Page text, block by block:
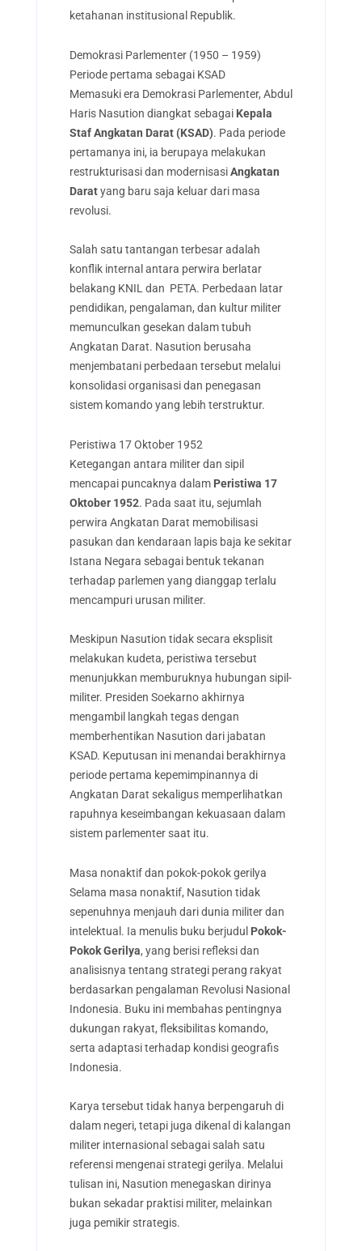
ketahanan institusional Republik.
Demokrasi Parlementer (1950 – 1959)
Periode pertama sebagai KSAD
Memasuki era Demokrasi Parlementer, Abdul
Haris Nasution diangkat sebagai Kepala
Staf Angkatan Darat (KSAD). Pada periode
pertamanya ini, ia berupaya melakukan
restrukturisasi dan modernisasiAngkatan
Daratyang baru saja keluar dari masa
revolusi.
Salah satu tantangan terbesar adalah
konflik internal antara perwira berlatar
belakang KNIL dan PETA. Perbedaan latar
pendidikan, pengalaman, dan kultur militer
memunculkan gesekan dalam tubuh
Angkatan Darat. Nasution berusaha
menjembatani perbedaan tersebut melalui
konsolidasi organisasi dan penegasan
sistem komando yang lebih terstruktur.
Peristiwa 17 Oktober 1952
Ketegangan antara militer dan sipil
mencapai puncaknya dalam Peristiwa 17
Oktober 1952. Pada saat itu, sejumlah
perwira Angkatan Darat memobilisasi
pasukan dan kendaraan lapis baja ke sekitar
Istana Negara sebagai bentuk tekanan
terhadap parlemen yang dianggap terlalu
mencampuri urusan militer.
Meskipun Nasution tidak secara eksplisit
melakukan kudeta, peristiwa tersebut
menunjukkan memburuknya hubungan sipil-
militer. Presiden Soekarno akhirnya
mengambil langkah tegas dengan
memberhentikan Nasution dari jabatan
KSAD. Keputusan ini menandai berakhirnya
periode pertama kepemimpinannya di
Angkatan Darat sekaligus memperlihatkan
rapuhnya keseimbangan kekuasaan dalam
sistem parlementer saat itu.
Masa nonaktif dan pokok-pokok gerilya
Selama masa nonaktif, Nasution tidak
sepenuhnya menjauh dari dunia militer dan
intelektual. Ia menulis buku berjudul Pokok-
Pokok Gerilya, yang berisi refleksi dan
analisisnya tentang strategi perang rakyat
berdasarkan pengalaman Revolusi Nasional
Indonesia. Buku ini membahas pentingnya
dukungan rakyat, fleksibilitas komando,
serta adaptasi terhadap kondisi geografis
Indonesia.
Karya tersebut tidak hanya berpengaruh di
dalam negeri, tetapi juga dikenal di kalangan
militer internasional sebagai salah satu
referensi mengenai strategi gerilya. Melalui
tulisan ini, Nasution menegaskan dirinya
bukan sekadar praktisi militer, melainkan
juga pemikir strategis.